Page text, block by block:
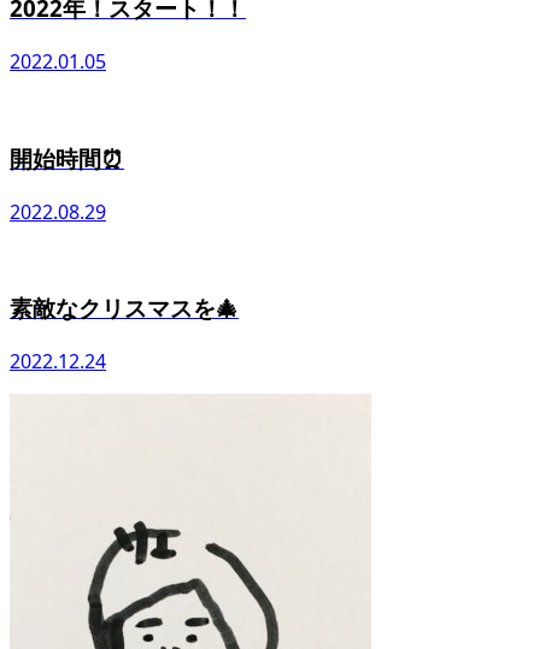
2022年！スタート！！
2022.01.05
開始時間⏰
2022.08.29
素敵なクリスマスを🎄
2022.12.24